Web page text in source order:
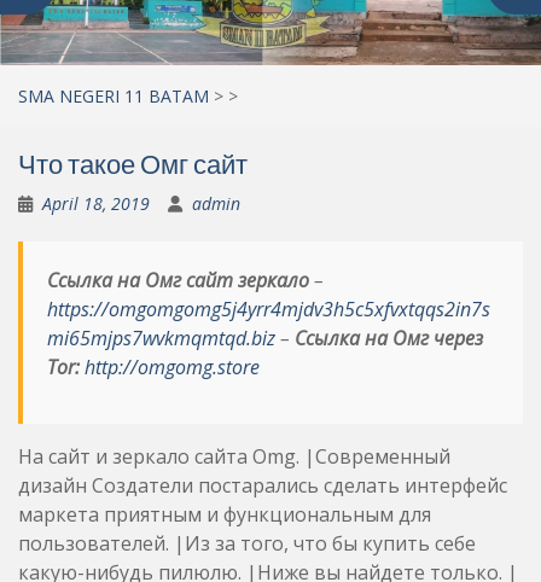
SMA NEGERI 11 BATAM > >
Что такое Омг сайт
April 18, 2019 admin
Ссылка на Омг сайт зеркало–
https://omgomgomg5j4yrr4mjdv3h5c5xfvxtqqs2in7s
mi65mjps7wvkmqmtqd.biz– Ссылка на Омг через
Tor:http://omgomg.store
На сайт и зеркало сайта Omg. |Современный
дизайн Создатели постарались сделать интерфейс
маркета приятным и функциональным для
пользователей. |Из за того, что бы купить себе
какую-нибудь пилюлю. |Ниже вы найдете только. |